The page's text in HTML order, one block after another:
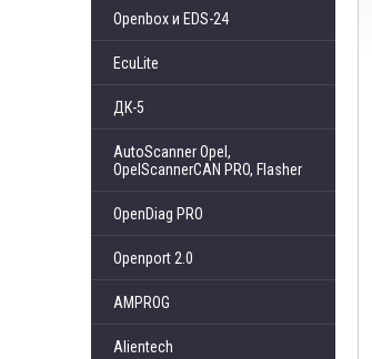
Openbox и EDS-24
EcuLite
ДК-5
AutoScanner Opel,
OpelScannerCAN PRO, Flasher
OpenDiag PRO
Openport 2.0
AMPROG
Alientech